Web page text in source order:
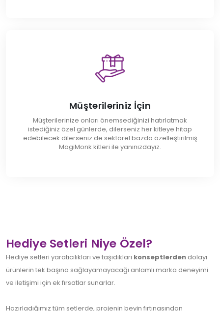
Müşterileriniz İçin
Müşterilerinize onları önemsediğinizi hatırlatmak
istediğiniz özel günlerde, dilerseniz her kitleye hitap
edebilecek dilerseniz de sektörel bazda özelleştirilmiş
MagiMonk kitleri ile yanınızdayız.
Hediye Setleri Niye Özel?
Hediye setleri yaratıcılıkları ve taşıdıkları konseptlerden dolayı
ürünlerin tek başına sağlayamayacağı anlamlı marka deneyimi
ve iletişimi için ek fırsatlar sunarlar.
Hazırladığımız tüm setlerde, projenin beyin fırtınasından